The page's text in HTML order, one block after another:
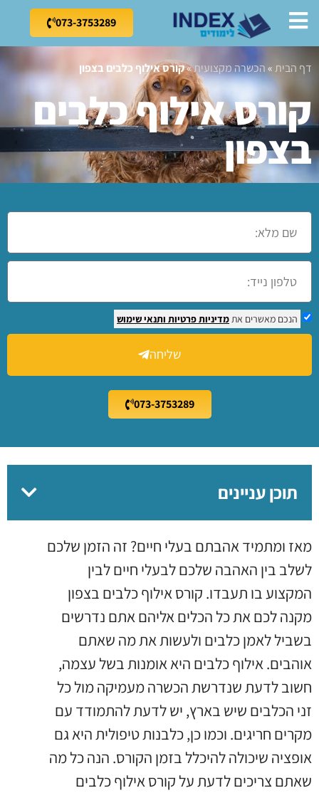
073-3753289
דף הבית»הכשרה מקצועית»קורס אילוף כלבים בצפון
קורס אילוף כלבים
בצפון
הנכם מאשרים אתמדיניות פרטיות ותנאי שימוש
שליחה
073-3753289
תוכן עניינים
מאז ומתמיד אהבתם בעלי חיים? זה הזמן שלכם
לשלב בין האהבה שלכם לבעלי חיים לבין
המקצוע בו תעבדו. קורס אילוף כלבים בצפון
מקנה לכם את כל הכלים אליהם אתם נדרשים
בשביל לאמן כלבים ולעשות את מה שאתם
אוהבים. אילוף כלבים היא אומנות בשל עצמה,
חשוב לדעת שנדרשת הכשרה מעמיקה מול כל
זני הכלבים שיש בארץ, יש לדעת להתמודד עם
מקרים חריגים. וכמו כן, כלבנות טיפולית היא גם
אופציה שיכולה להיכלל בזמן הקורס. הנה כל מה
שאתם צריכים לדעת על קורס אילוף כלבים